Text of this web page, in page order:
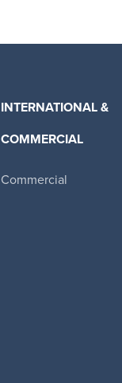
INTERNATIONAL &
COMMERCIAL
Commercial